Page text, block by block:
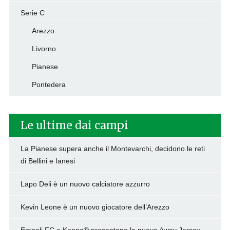
Serie C
Arezzo
Livorno
Pianese
Pontedera
Le ultime dai campi
La Pianese supera anche il Montevarchi, decidono le reti
di Bellini e Ianesi
Lapo Deli è un nuovo calciatore azzurro
Kevin Leone è un nuovo giocatore dell’Arezzo